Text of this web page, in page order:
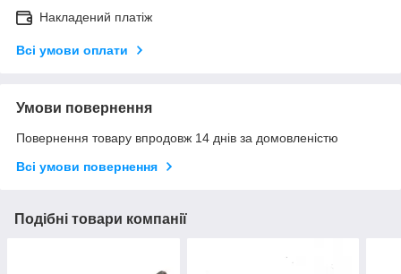
Накладений платіж
Всі умови оплати
Умови повернення
Повернення товару впродовж 14 днів за домовленістю
Всі умови повернення
Подібні товари компанії